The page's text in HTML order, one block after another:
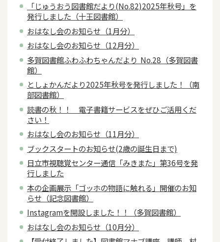
「じゅうおう図書館だより(No.82)2025年秋号」を
発行しました（十王図書館）
おはなし会のお知らせ（1月分）
おはなし会のお知らせ（12月分）
多賀図書館ふわふわちゃんだより No.28（多賀図書
館）
としょかんだより2025年秋号を発行しました！（南
部図書館）
読書の秋！！ 電子書籍サービスをぜひご活用くだ
さい！
おはなし会のお知らせ（11月分）
ブックスタートのお知らせ(2歳の誕生日まで)
日立市視聴覚センター通信「みきまた」第36号を発
行しました
本の企画展示「ゴッホの物語に触れる」開催のお知
らせ（記念図書館）
Instagramを開設しました！！（多賀図書館）
おはなし会のお知らせ（10月分）